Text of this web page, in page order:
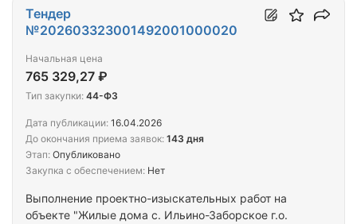
Выполнение проектно-изыскательных работ на
объекте "Жилые дома с. Ильино-Заборское г.о.
Тендер
№202603323001492001000020
Начальная цена
765 329,27 ₽
Тип закупки: 44-ФЗ
Дата публикации: 16.04.2026
До окончания приема заявок: 143 дня
Этап: Опубликовано
Закупка с обеспечением: Нет